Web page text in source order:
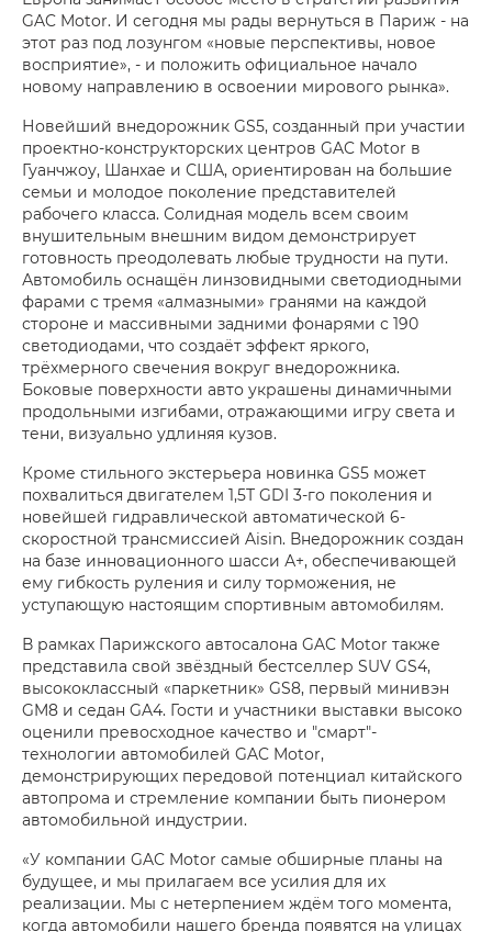
GAC Motor. И сегодня мы рады вернуться в Париж - на
этот раз под лозунгом «новые перспективы, новое
восприятие», - и положить официальное начало
новому направлению в освоении мирового рынка».
Новейший внедорожник GS5, созданный при участии
проектно-конструкторских центров GAC Motor в
Гуанчжоу, Шанхае и США, ориентирован на большие
семьи и молодое поколение представителей
рабочего класса. Солидная модель всем своим
внушительным внешним видом демонстрирует
готовность преодолевать любые трудности на пути.
Автомобиль оснащён линзовидными светодиодными
фарами с тремя «алмазными» гранями на каждой
стороне и массивными задними фонарями с 190
светодиодами, что создаёт эффект яркого,
трёхмерного свечения вокруг внедорожника.
Боковые поверхности авто украшены динамичными
продольными изгибами, отражающими игру света и
тени, визуально удлиняя кузов.
Кроме стильного экстерьера новинка GS5 может
похвалиться двигателем 1,5Т GDI 3-го поколения и
новейшей гидравлической автоматической 6-
скоростной трансмиссией Aisin. Внедорожник создан
на базе инновационного шасси А+, обеспечивающей
ему гибкость руления и силу торможения, не
уступающую настоящим спортивным автомобилям.
В рамках Парижского автосалона GAC Motor также
представила свой звёздный бестселлер SUV GS4,
высококлассный «паркетник» GS8, первый минивэн
GM8 и седан GA4. Гости и участники выставки высоко
оценили превосходное качество и "смарт"-
технологии автомобилей GAC Motor,
демонстрирующих передовой потенциал китайского
автопрома и стремление компании быть пионером
автомобильной индустрии.
«У компании GAC Motor самые обширные планы на
будущее, и мы прилагаем все усилия для их
реализации. Мы с нетерпением ждём того момента,
когда автомобили нашего бренда появятся на улицах